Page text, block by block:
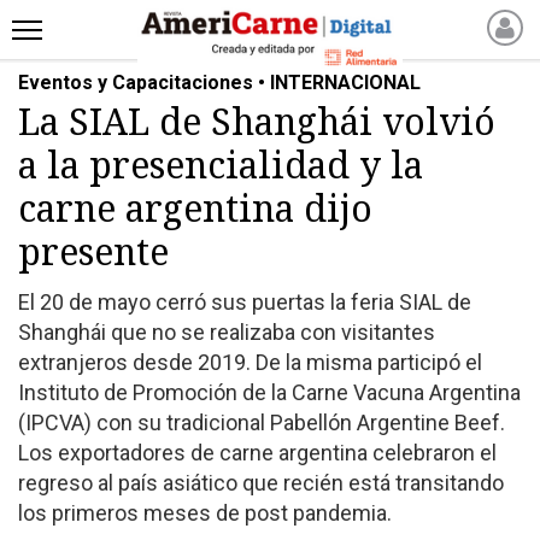
INICIO
NOTICIAS RECIENTES
NOTICIAS
ARTICULOS
PRODUCCIÓN
PROCESO
PRODUCTO
NUEVOS PRODUCTOS
MARKETPLACE
REVISTAS
REVISTAS
CATÁLOGO DE CORTES
DE CARNE VACUNA
Eventos y Capacitaciones • INTERNACIONAL
La SIAL de Shanghái volvió
a la presencialidad y la
carne argentina dijo
presente
El 20 de mayo cerró sus puertas la feria SIAL de
Shanghái que no se realizaba con visitantes
extranjeros desde 2019. De la misma participó el
Instituto de Promoción de la Carne Vacuna Argentina
(IPCVA) con su tradicional Pabellón Argentine Beef.
Los exportadores de carne argentina celebraron el
regreso al país asiático que recién está transitando
los primeros meses de post pandemia.